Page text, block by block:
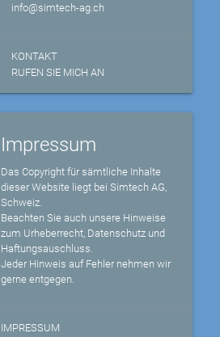
info@simtech-ag.ch
KONTAKT
RUFEN SIE MICH AN
Impressum
Das Copyright für sämtliche Inhalte
dieser Website liegt bei Simtech AG,
Schweiz.
Beachten Sie auch unsere Hinweise
zum Urheberrecht, Datenschutz und
Haftungsauschluss.
Jeder Hinweis auf Fehler nehmen wir
gerne entgegen.
IMPRESSUM